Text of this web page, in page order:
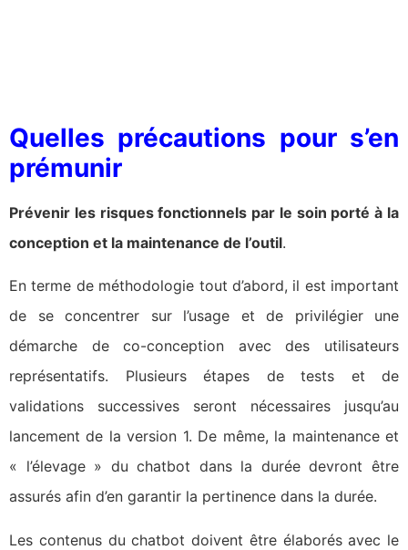
Quelles précautions pour s’en
prémunir
Prévenir les risques fonctionnels par le soin porté à la
conception et la maintenance de l’outil.
En terme de méthodologie tout d’abord, il est important
de se concentrer sur l’usage et de privilégier une
démarche de co-conception avec des utilisateurs
représentatifs. Plusieurs étapes de tests et de
validations successives seront nécessaires jusqu’au
lancement de la version 1. De même, la maintenance et
« l’élevage » du chatbot dans la durée devront être
assurés afin d’en garantir la pertinence dans la durée.
Les contenus du chatbot doivent être élaborés avec le